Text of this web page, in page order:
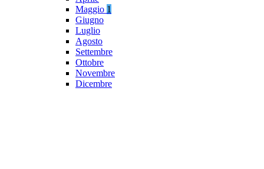
Maggio 1
Giugno
Luglio
Agosto
Settembre
Ottobre
Novembre
Dicembre